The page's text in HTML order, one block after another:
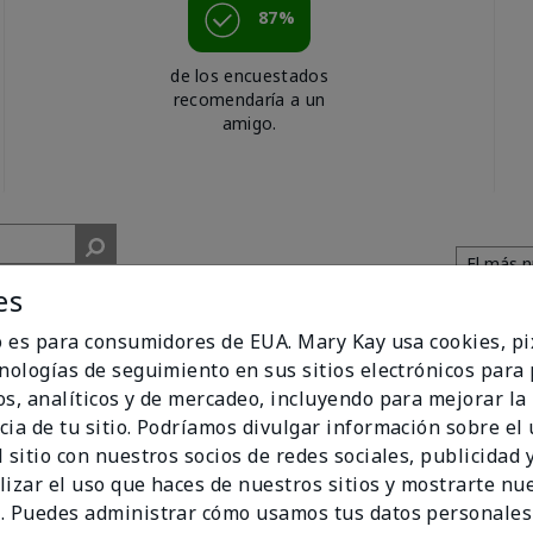
87%
de los encuestados
recomendaría a un
amigo.
I get compliments all of the time when I walk past people
es para consumidores de EUA. Mary Kay usa cookies,
de seguimiento en sus sitios electrónicos para
analíticos y de mercadeo, incluyendo para mejorar la
de tu sitio. Podríamos divulgar información sobre el
sitio con nuestros socios de redes sociales, publicidad
el uso que haces de nuestros sitios y mostrarte
Puedes administrar cómo usamos tus datos